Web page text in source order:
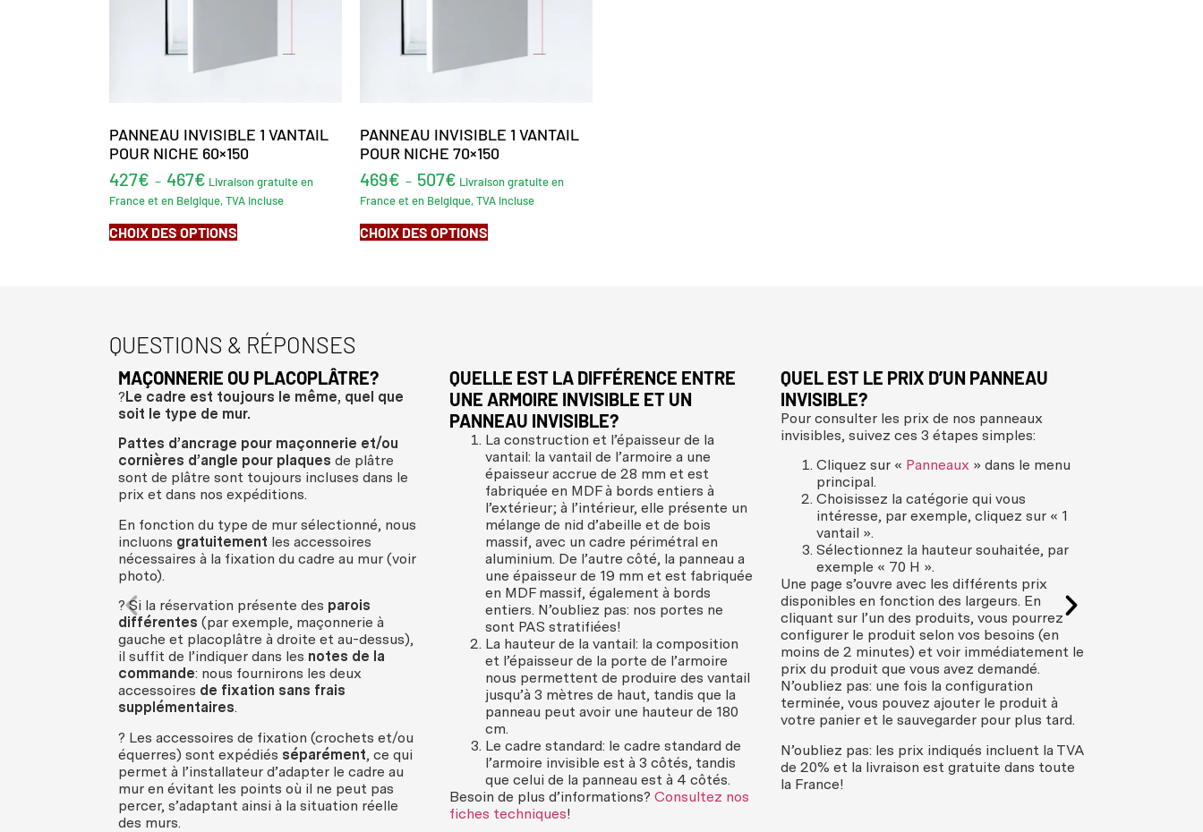
PANNEAU INVISIBLE 1 VANTAIL
POUR NICHE 60×150
427€ – 467€ Livraison gratuite en
France et en Belgique, TVA incluse
CHOIX DES OPTIONS
PANNEAU INVISIBLE 1 VANTAIL
POUR NICHE 70×150
469€ – 507€ Livraison gratuite en
France et en Belgique, TVA incluse
CHOIX DES OPTIONS
QUESTIONS & RÉPONSES
MAÇONNERIE OU PLACOPLÂTRE?
?Le cadre est toujours le même, quel que
soit le type de mur.
Pattes d’ancrage pour maçonnerie et/ou
cornières d’angle pour plaques de plâtre
sont de plâtre sont toujours incluses dans le
prix et dans nos expéditions.
En fonction du type de mur sélectionné, nous
incluons gratuitement les accessoires
nécessaires à la fixation du cadre au mur (voir
photo).
? Si la réservation présente des parois
différentes (par exemple, maçonnerie à
gauche et placoplâtre à droite et au-dessus),
il suffit de l’indiquer dans les notes de la
commande: nous fournirons les deux
accessoires de fixation sans frais
supplémentaires.
? Les accessoires de fixation (crochets et/ou
équerres) sont expédiés séparément, ce qui
permet à l’installateur d’adapter le cadre au
mur en évitant les points où il ne peut pas
percer, s’adaptant ainsi à la situation réelle
des murs.
QUELLE EST LA DIFFÉRENCE ENTRE
UNE ARMOIRE INVISIBLE ET UN
PANNEAU INVISIBLE?
La construction et l’épaisseur de la
vantail: la vantail de l’armoire a une
épaisseur accrue de 28 mm et est
fabriquée en MDF à bords entiers à
l’extérieur; à l’intérieur, elle présente un
mélange de nid d’abeille et de bois
massif, avec un cadre périmétral en
aluminium. De l’autre côté, la panneau a
une épaisseur de 19 mm et est fabriquée
en MDF massif, également à bords
entiers. N’oubliez pas: nos portes ne
sont PAS stratifiées!
La hauteur de la vantail: la composition
et l’épaisseur de la porte de l’armoire
nous permettent de produire des vantail
jusqu’à 3 mètres de haut, tandis que la
panneau peut avoir une hauteur de 180
cm.
Le cadre standard: le cadre standard de
l’armoire invisible est à 3 côtés, tandis
que celui de la panneau est à 4 côtés.
Besoin de plus d’informations? Consultez nos
fiches techniques!
QUEL EST LE PRIX D’UN PANNEAU
INVISIBLE?
Pour consulter les prix de nos panneaux
invisibles, suivez ces 3 étapes simples:
Cliquez sur « Panneaux » dans le menu
principal.
Choisissez la catégorie qui vous
intéresse, par exemple, cliquez sur « 1
vantail ».
Sélectionnez la hauteur souhaitée, par
exemple « 70 H ».
Une page s’ouvre avec les différents prix
disponibles en fonction des largeurs. En
cliquant sur l’un des produits, vous pourrez
configurer le produit selon vos besoins (en
moins de 2 minutes) et voir immédiatement le
prix du produit que vous avez demandé.
N’oubliez pas: une fois la configuration
terminée, vous pouvez ajouter le produit à
votre panier et le sauvegarder pour plus tard.
N’oubliez pas: les prix indiqués incluent la TVA
de 20% et la livraison est gratuite dans toute
la France!